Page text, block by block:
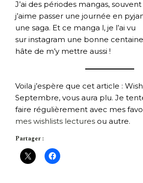
J’ai des périodes mangas,
j’aime passer une journée en
une saga. Et ce manga l, je l’ai vu
sur instagram une bonne centaine
hâte de m’y mettre aussi !
Voila j’espère que cet article :
Septembre, vous aura plu. Je
faire régulièrement avec mes
mes wishlists lectures ou autre.
Partager :